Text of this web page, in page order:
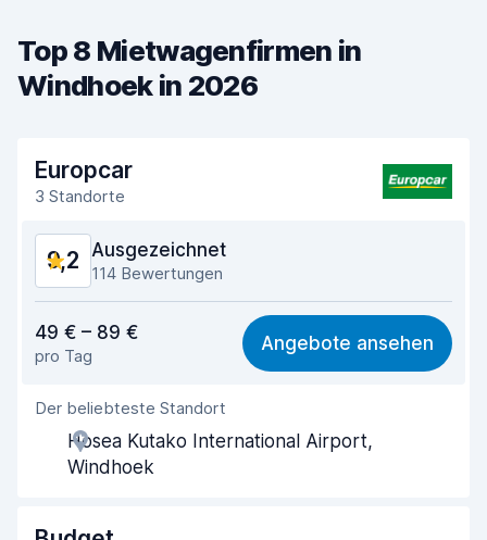
Top 8 Mietwagenfirmen in
Windhoek in 2026
Europcar
3 Standorte
9,2 Ausgezeichnet
114 Bewertungen
8,9
Einfach zu finden 9,4
Agenten-Hilfsbereitschaft
Schnelle Abholung
49 € – 89 €
pro Tag
Angebote ansehen
Der beliebteste Standort
Hosea Kutako International Airport,
Windhoek